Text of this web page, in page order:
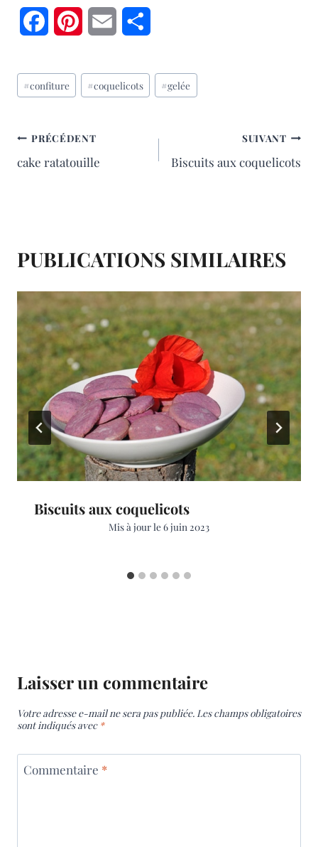
c
b
o
n
e
r
a
r
Étiquettes
de
publication :
#confiture #coquelicots #gelée
NAVIGATION
DE
PRÉCÉDENT
cake ratatouille
SUIVANT
Biscuits aux coquelicots
PUBLICATIONS SIMILAIRES
Biscuits aux coquelicots
Mis à jour le6 juin 2023
Laisser un commentaire
Votre adresse e-mail ne sera pas publiée. Les champs obligatoires
sont indiqués avec *
Commentaire *